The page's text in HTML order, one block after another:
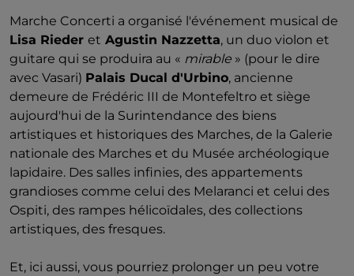
Marche Concerti a organisé l'événement musical de
Lisa Rieder et Agustin Nazzetta, un duo violon et
guitare qui se produira au « mirable » (pour le dire
avec Vasari) Palais Ducal d'Urbino, ancienne
demeure de Frédéric III de Montefeltro et siège
aujourd'hui de la Surintendance des biens
artistiques et historiques des Marches, de la Galerie
nationale des Marches et du Musée archéologique
lapidaire. Des salles infinies, des appartements
grandioses comme celui des Melaranci et celui des
Ospiti, des rampes hélicoïdales, des collections
artistiques, des fresques.
Et, ici aussi, vous pourriez prolonger un peu votre